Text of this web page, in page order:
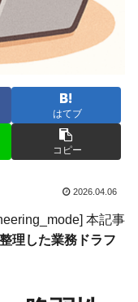
はてブ
コピー
2026.04.06
本記事
理した業務ドラフ